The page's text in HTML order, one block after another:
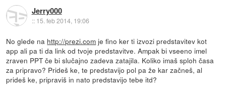
Jerry000
:: 15. feb 2014, 19:06
No glede na http://prezi.com je fino ker ti izvozi predstavitev kot
app ali pa ti da link od tvoje predstavitve. Ampak bi vseeno imel
zraven PPT če bi slučajno zadeva zatajila. Koliko imaš sploh časa
za pripravo? Prideš ke, te predstavijo pol pa že kar začneš, al
prideš ke, pripraviš in nato predstavijo tebe itd?